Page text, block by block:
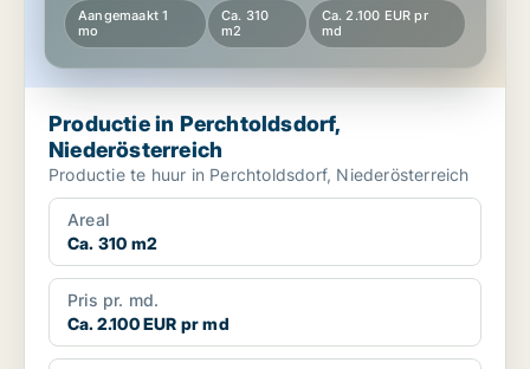
Aangemaakt 1
mo
Ca. 310
m2
Ca. 2.100 EUR pr
md
Productie in Perchtoldsdorf,
Niederösterreich
Productie te huur in Perchtoldsdorf, Niederösterreich
Areal
Ca. 310 m2
Pris pr. md.
Ca. 2.100 EUR pr md